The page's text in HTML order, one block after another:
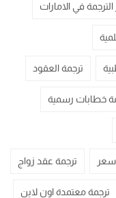
في الامارات
ترجمة العقود
خطابات رسمية
ترجمة عقد زواج
ترجمة معتمدة اون لاين